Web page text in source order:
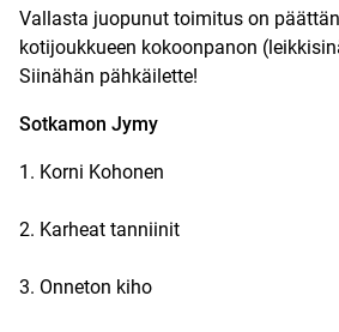
Vallasta juopunut toimitus on
kotijoukkueen kokoonpanon
Siinähän pähkäilette!
Sotkamon Jymy
1. Korni Kohonen
2. Karheat tanniinit
3. Onneton kiho